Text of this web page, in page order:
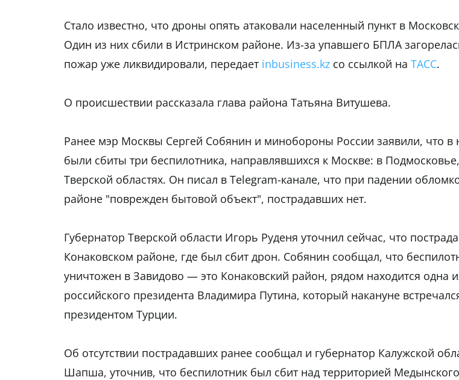
Стало известно, что дроны опять атаковали населенный пункт в
Один из них сбили в Истринском районе. Из-за упавшего БПЛА
пожар уже ликвидировали, передает inbusiness.kz со ссылкой на ТАСС.
О происшествии рассказала глава района Татьяна Витушева.
Ранее мэр Москвы Сергей Собянин и минобороны России заявили, что в
были сбиты три беспилотника, направлявшихся к Москве: в
Тверской областях. Он писал в Telegram-канале, что при падении
районе "поврежден бытовой объект", пострадавших нет.
Губернатор Тверской области Игорь Руденя уточнил сейчас, что
Конаковском районе, где был сбит дрон. Собянин сообщал, что
уничтожен в Завидово — это Конаковский район, рядом находится одна
российского президента Владимира Путина, который накануне
президентом Турции.
Об отсутствии пострадавших ранее сообщал и губернатор Калужской
Шапша, уточнив, что беспилотник был сбит над территорией